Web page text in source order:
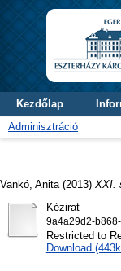
Kezdőlap
Adminisztráció
Vankó, Anita (2013) XXI.
Kézirat
9a4a29d2-
Restricted to
Download